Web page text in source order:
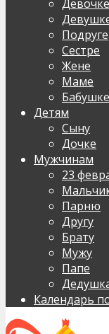
Девочке
Подруге
Сестре
Жене
Маме
Бабушке
Детям
Сыну
Дочке
Мужчинам
23
Парню
Другу
Брату
Мужу
Папе
Календарь